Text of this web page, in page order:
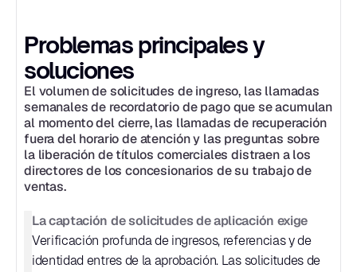
Problemas principales y
soluciones
El volumen de solicitudes de ingreso, las llamadas
semanales de recordatorio de pago que se acumulan
al momento del cierre, las llamadas de recuperación
fuera del horario de atención y las preguntas sobre
la liberación de títulos comerciales distraen a los
directores de los concesionarios de su trabajo de
ventas.
La captación de solicitudes de aplicación exige
Verificación profunda de ingresos, referencias y de
identidad entres de la aprobación. Las solicitudes de